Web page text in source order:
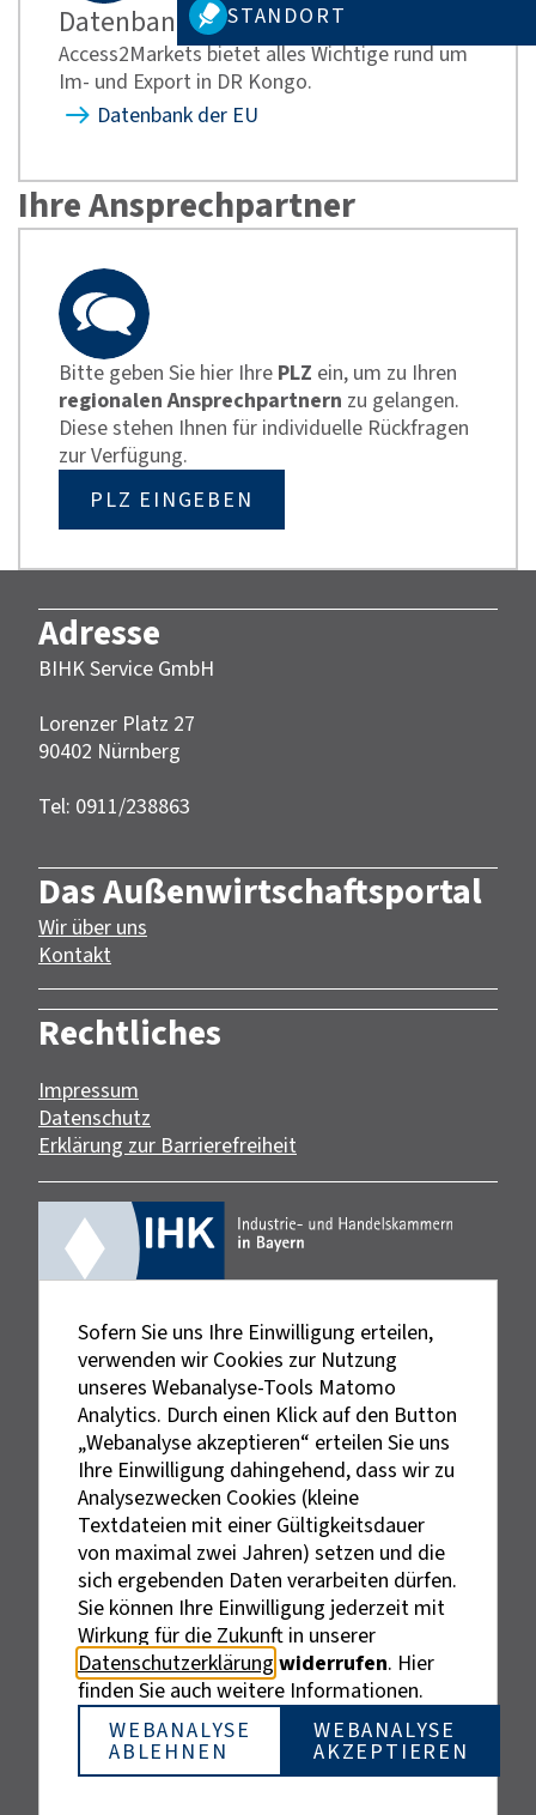
STANDORT
Datenbank der EU
Access2Markets bietet alles Wichtige rund um
Im- und Export in DR Kongo.
Datenbank der EU
Ihre Ansprechpartner
Bitte geben Sie hier Ihre PLZ ein, um zu Ihren
regionalen Ansprechpartnern zu gelangen.
Diese stehen Ihnen für individuelle Rückfragen
zur Verfügung.
PLZ EINGEBEN
Adresse
BIHK Service GmbH
Lorenzer Platz 27
90402 Nürnberg‎‎
Tel: 0911/238863
Das Außenwirtschaftsportal
Wir über uns
Kontakt
Rechtliches
Impressum
Datenschutz
Erklärung zur Barrierefreiheit
Externe Links sind mit dem Symbol
gekennzeichnet.
Bei personenbezogenen Bezeichnungen wurde aus
Gründen der besseren Lesbarkeit die männliche
Bezeichnung gewählt. Gemeint sind stets alle
Geschlechter.
Sofern Sie uns Ihre Einwilligung erteilen,
verwenden wir Cookies zur Nutzung
unseres Webanalyse-Tools Matomo
Analytics. Durch einen Klick auf den Button
„Webanalyse akzeptieren“ erteilen Sie uns
Ihre Einwilligung dahingehend, dass wir zu
Analysezwecken Cookies (kleine
Textdateien mit einer Gültigkeitsdauer
von maximal zwei Jahren) setzen und die
sich ergebenden Daten verarbeiten dürfen.
Sie können Ihre Einwilligung jederzeit mit
Wirkung für die Zukunft in unserer
Datenschutzerklärung widerrufen. Hier
finden Sie auch weitere Informationen.
WEBANALYSE
ABLEHNEN
WEBANALYSE
AKZEPTIEREN